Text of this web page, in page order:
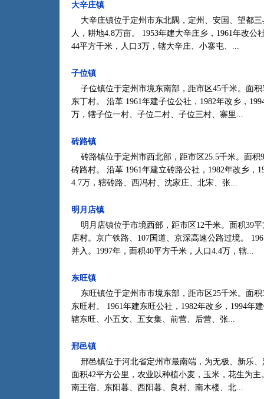
大辛庄镇
大辛庄镇位于定州市东北隅，定州、安国、望都三
人，耕地4.8万亩。 1953年建大辛庄乡，1961年改公
44平方千米，人口3万，辖大辛庄、小寨屯、...
子位镇
子位镇位于定州市境东南部，距市区45千米。面积
东丁村。 沿革 1961年建子位公社，1982年改乡，
万，辖子位一村、子位二村、子位三村、寨里...
砖路镇
砖路镇位于定州市西北部，距市区25.5千米。面积
砖路村。 沿革 1961年建立砖路公社，1982年改乡，
4.7万，辖砖路、西冯村、沈家庄、北宋、张...
明月店镇
明月店镇位于市境西部，距市区12千米。面积39
店村。京广铁路、107国道、京深高速公路过境。
并入。1997年，面积40平方千米，人口4.4万，辖...
东旺镇
东旺镇位于定州市市境东部，距市区25千米。面积
东旺村。 1961年建东旺公社，1982年改乡，1994年
辖东旺、小五女、五女集、前营、后营、张...
邢邑镇
邢邑镇位于河北省定州市最南端，为无极、新乐、
面积42平方公里，农业以种植小麦，玉米，花生为
南王宿、东阳暮、西阳暮、良村、南木楼、北...